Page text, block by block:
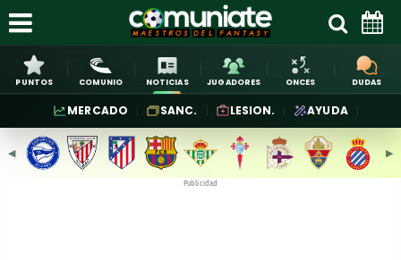
PUNTOS COMUNIO NOTICIAS JUGADORES ONCES DUDAS
MERCADO SANC. LESION. AYUDA
◀︎ ▶︎
Publicidad